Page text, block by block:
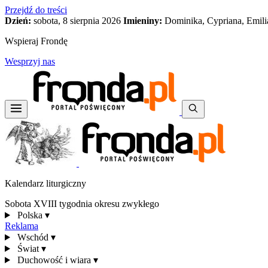
Przejdź do treści
Dzień: sobota, 8 sierpnia 2026 Imieniny: Dominika, Cypriana,
Wspieraj Frondę
Wesprzyj nas
Kalendarz liturgiczny
Sobota XVIII tygodnia okresu zwykłego
Polska ▾
Reklama
Wschód ▾
Świat ▾
Duchowość i wiara ▾